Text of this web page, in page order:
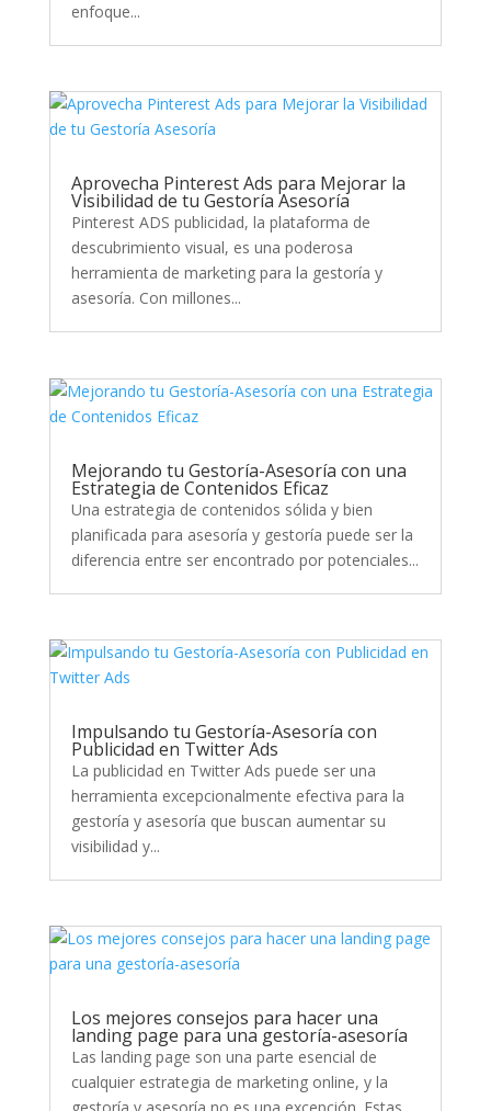
enfoque...
Aprovecha Pinterest Ads para Mejorar la
Visibilidad de tu Gestoría Asesoría
Pinterest ADS publicidad, la plataforma de
descubrimiento visual, es una poderosa
herramienta de marketing para la gestoría y
asesoría. Con millones...
Mejorando tu Gestoría-Asesoría con una
Estrategia de Contenidos Eficaz
Una estrategia de contenidos sólida y bien
planificada para asesoría y gestoría puede ser la
diferencia entre ser encontrado por potenciales...
Impulsando tu Gestoría-Asesoría con
Publicidad en Twitter Ads
La publicidad en Twitter Ads puede ser una
herramienta excepcionalmente efectiva para la
gestoría y asesoría que buscan aumentar su
visibilidad y...
Los mejores consejos para hacer una
landing page para una gestoría-asesoría
Las landing page son una parte esencial de
cualquier estrategia de marketing online, y la